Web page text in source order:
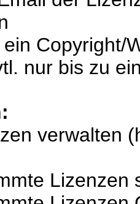
ein Copyright/
nur bis zu
verwalten
Lizenzen